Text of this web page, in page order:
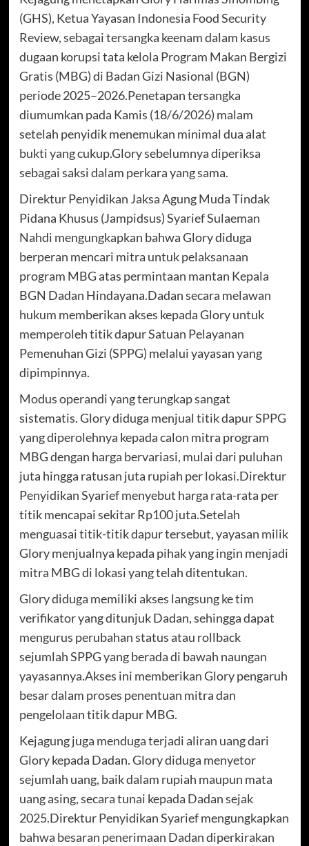
(GHS), Ketua Yayasan Indonesia Food Security
Review, sebagai tersangka keenam dalam kasus
dugaan korupsi tata kelola Program Makan Bergizi
Gratis (MBG) di Badan Gizi Nasional (BGN)
periode 2025–2026.Penetapan tersangka
diumumkan pada Kamis (18/6/2026) malam
setelah penyidik menemukan minimal dua alat
bukti yang cukup.Glory sebelumnya diperiksa
sebagai saksi dalam perkara yang sama.
Direktur Penyidikan Jaksa Agung Muda Tindak
Pidana Khusus (Jampidsus) Syarief Sulaeman
Nahdi mengungkapkan bahwa Glory diduga
berperan mencari mitra untuk pelaksanaan
program MBG atas permintaan mantan Kepala
BGN Dadan Hindayana.Dadan secara melawan
hukum memberikan akses kepada Glory untuk
memperoleh titik dapur Satuan Pelayanan
Pemenuhan Gizi (SPPG) melalui yayasan yang
dipimpinnya.
Modus operandi yang terungkap sangat
sistematis. Glory diduga menjual titik dapur SPPG
yang diperolehnya kepada calon mitra program
MBG dengan harga bervariasi, mulai dari puluhan
juta hingga ratusan juta rupiah per lokasi.Direktur
Penyidikan Syarief menyebut harga rata-rata per
titik mencapai sekitar Rp100 juta.Setelah
menguasai titik-titik dapur tersebut, yayasan milik
Glory menjualnya kepada pihak yang ingin menjadi
mitra MBG di lokasi yang telah ditentukan.
Glory diduga memiliki akses langsung ke tim
verifikator yang ditunjuk Dadan, sehingga dapat
mengurus perubahan status atau rollback
sejumlah SPPG yang berada di bawah naungan
yayasannya.Akses ini memberikan Glory pengaruh
besar dalam proses penentuan mitra dan
pengelolaan titik dapur MBG.
Kejagung juga menduga terjadi aliran uang dari
Glory kepada Dadan. Glory diduga menyetor
sejumlah uang, baik dalam rupiah maupun mata
uang asing, secara tunai kepada Dadan sejak
2025.Direktur Penyidikan Syarief mengungkapkan
bahwa besaran penerimaan Dadan diperkirakan